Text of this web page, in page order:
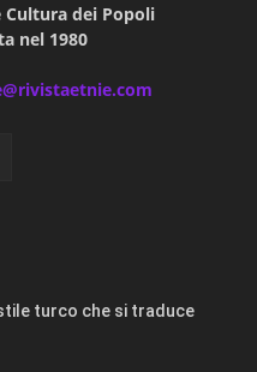
Cultura dei Popoli
nel 1980
turco che si traduce